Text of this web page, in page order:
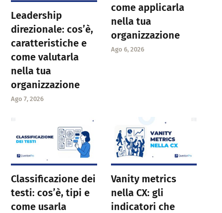
Leadership
direzionale: cos’è,
caratteristiche e
come valutarla
nella tua
organizzazione
Ago 7, 2026
come applicarla
nella tua
organizzazione
Ago 6, 2026
Classificazione dei
testi: cos’è, tipi e
come usarla
Vanity metrics
nella CX: gli
indicatori che